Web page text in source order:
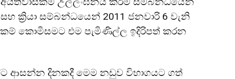
ක්‍රියා සම්බන්ධයෙන් 2011 ජනවාරි 6 වැනි
කොමිසමට එම පැමිණිල්ල ඉදිරිපත් කරන
ආසන්න දිනකදී මෙම නඩුව විභාගයට ගත්